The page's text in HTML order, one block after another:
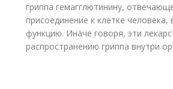
гриппа гемагглютинину,
присоединение к клетке человека,
функцию. Иначе говоря, эти
распространению гриппа внутри